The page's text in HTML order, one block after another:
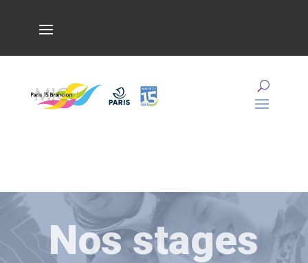
Nos stages